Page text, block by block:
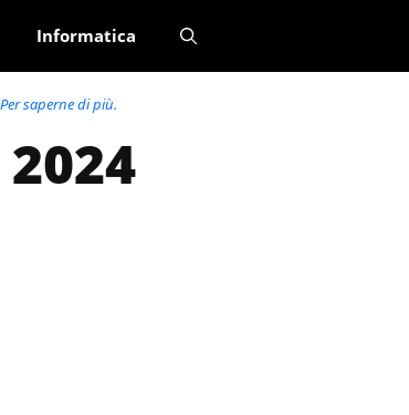
Informatica
Per saperne di più.